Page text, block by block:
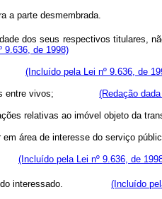
a parte desmembrada.
dos seus respectivos titulares,
9.636, de 1998)
(Incluído pela Lei nº 9.636, de
entre vivos; (Redação
relativas ao imóvel
em área de interesse do
(Incluído pela Lei nº 9.636, de
do interessado. (Incluído